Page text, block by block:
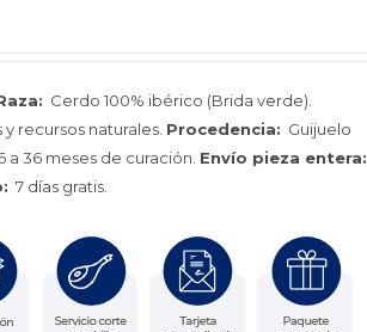
Cerdo 100% ibérico (Brida verde).
recursos naturales. Procedencia: Guijuelo
a 36 meses de curación. Envío pieza entera:
7 días gratis.